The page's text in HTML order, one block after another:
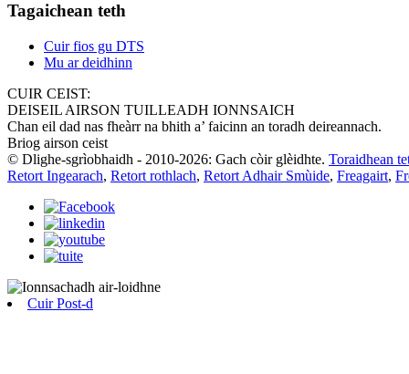
Tagaichean teth
Cuir fios gu DTS
Mu ar deidhinn
CUIR CEIST:
DEISEIL AIRSON TUILLEADH IONNSAICH
Chan eil dad nas fheàrr na bhith a’ faicinn an toradh deireannach.
Briog airson ceist
© Dlighe-sgrìobhaidh - 2010-2026: Gach còir glèidhte. Toraidhean
Retort Ingearach, Retort rothlach, Retort Adhair Smùide, Freagairt,
Cuir Post-d